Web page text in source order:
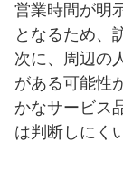
営業時間が明
となるため、
次に、周辺の
がある可能性
かなサービス
は判断しにく